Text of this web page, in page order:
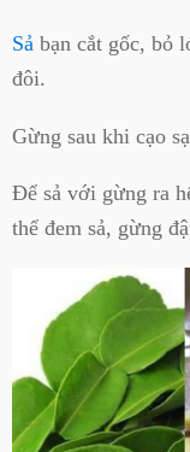
Sả bạn cắt gốc, bỏ
đôi.
Gừng sau khi cạo
Để sả với gừng ra
thể đem sả, gừng